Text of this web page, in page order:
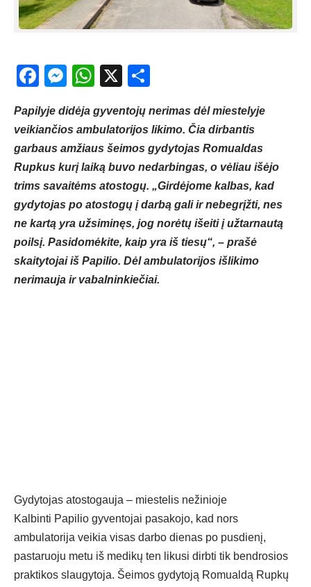
Facebook
Messenger
WhatsApp
X
Papilyje didėja gyventojų nerimas dėl miestelyje
veikiančios ambulatorijos likimo. Čia dirbantis
garbaus amžiaus šeimos gydytojas Romualdas
Rupkus kurį laiką buvo nedarbingas, o vėliau išėjo
trims savaitėms atostogų. „Girdėjome kalbas, kad
gydytojas po atostogų į darbą gali ir nebegrįžti, nes
ne kartą yra užsiminęs, jog norėtų išeiti į užtarnautą
poilsį. Pasidomėkite, kaip yra iš tiesų“, – prašė
skaitytojai iš Papilio. Dėl ambulatorijos išlikimo
nerimauja ir vabalninkiečiai.
Gydytojas atostogauja – miestelis nežinioje
Kalbinti Papilio gyventojai pasakojo, kad nors
ambulatorija veikia visas darbo dienas po pusdienį,
pastaruoju metu iš medikų ten likusi dirbti tik bendrosios
praktikos slaugytoja. Šeimos gydytoją Romualdą Rupkų